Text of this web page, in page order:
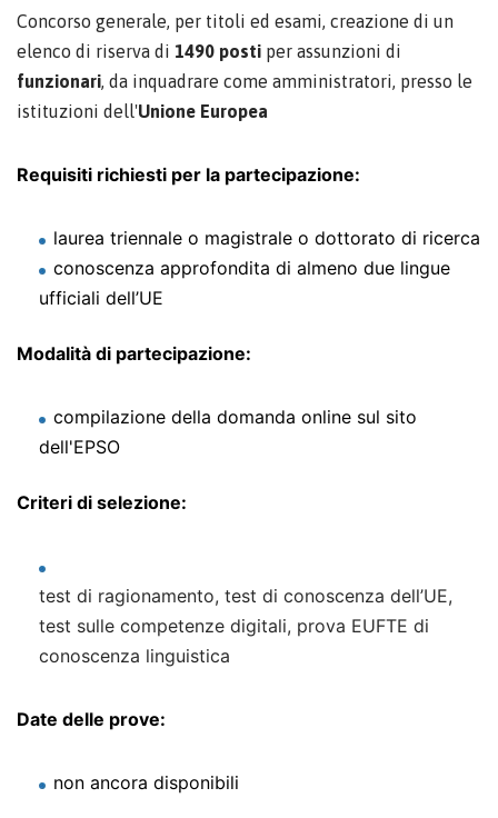
Concorso generale, per titoli ed esami, creazione di un
elenco di riserva di 1490 posti per assunzioni di
funzionari, da inquadrare come amministratori, presso le
istituzioni dell'Unione Europea
Requisiti richiesti per la partecipazione:
laurea triennale o magistrale o dottorato di ricerca
conoscenza approfondita di almeno due lingue
ufficiali dell’UE
Modalità di partecipazione:
compilazione della domanda online sul sito
dell'EPSO
Criteri di selezione:
test di ragionamento, test di conoscenza dell’UE,
test sulle competenze digitali, prova EUFTE di
conoscenza linguistica
Date delle prove:
non ancora disponibili